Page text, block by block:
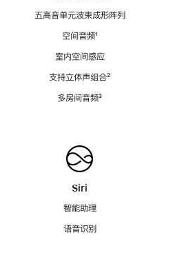
五高音单元波束成形阵列
空间音频脚
¹
室内空间感应
支持立体声组合脚
²
多房间音频脚
³
Siri
智能助理
语音识别